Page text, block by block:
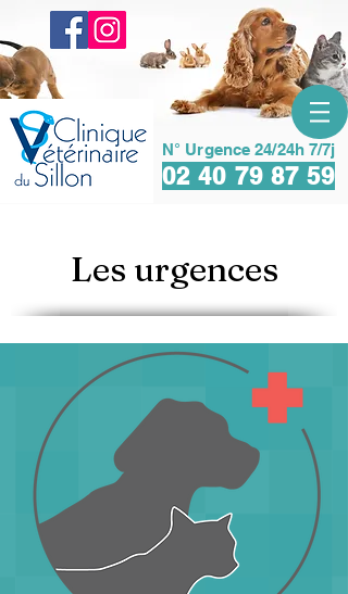
N° Urgence 24/24h 7/7j
02 40 79 87 59
Les urgences